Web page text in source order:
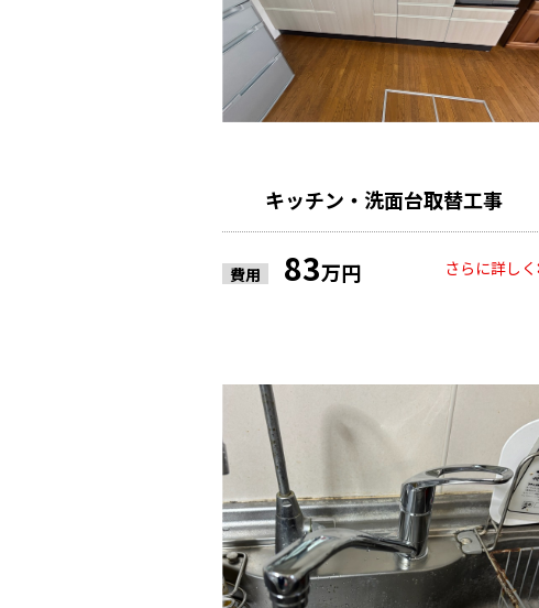
キッチン・洗面台取替工事
費用 83万円 さらに詳しく